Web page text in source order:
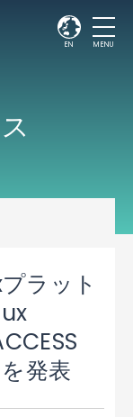
EN MENU
ラット
発表